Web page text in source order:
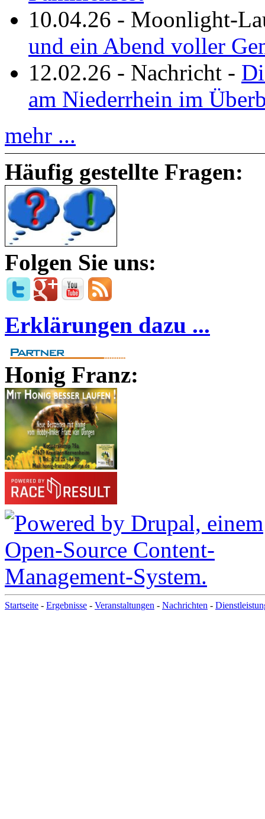
10.04.26 - Moonlight-
und ein Abend voller
12.02.26 - Nachricht -
am Niederrhein im
mehr ...
Häufig gestellte Fragen:
Folgen Sie uns:
Erklärungen dazu ...
Honig Franz:
Startseite - Ergebnisse - Veranstaltungen - Nachrichten -